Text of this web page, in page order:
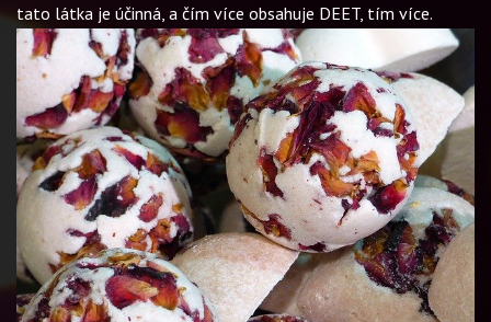
tato látka je účinná, a čím více obsahuje DEET, tím více.